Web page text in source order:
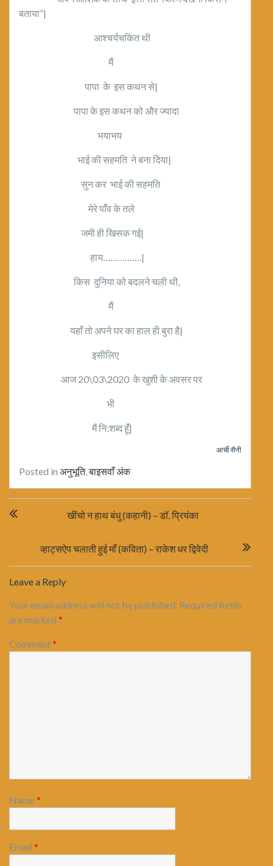
बताया”|
आश्चर्यचकित थी
मैं
पापा के इस कथन से|
पापा के इस कथन को और ज्यादा
भयाभय
भाई की सहमति ने बना दिया|
सुन कर भाई की सहमति
मेरे पांँव के तले
जमी ही खिसक गई|
हाय…………….|
किस दुनिया को बदलने चली थी,
मैं
यहाँ तो अपने घर का हाल ही बुरा है|
इसीलिए
आज 20\03\2020 के खुशी के अवसर पर
भी
मैं नि:शब्द हूंँ|
आर्ची सैनी
Posted in अनुभूति,बाइसवाँ अंक
navigation
खींचो न हाथ बंधु (कहानी) – डाॅ. प्रियंका
व्हाट्सऐप चलाती हुई माँ (कविता) – राकेश धर द्विवेदी
Leave a Reply
Your email address will not be published. Required fields
are marked *
Comment*
Name*
Email *